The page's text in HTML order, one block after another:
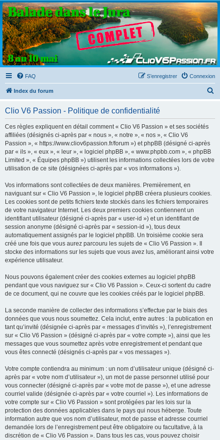
Clio V6 Passion
Le site français des passionnés de Clio V6
FAQ Connexion
S’enregistrer
Index du forum
Clio V6 Passion - Politique de confidentialité
Ces règles expliquent en détail comment « Clio V6 Passion » et ses sociétés
affiliées (désignés ci-après par « nous », « notre », « nos », « Clio V6
Passion », « https://www.cliov6passion.fr/forum ») et phpBB (désigné ci-après
par « ils », « eux », « leur », « logiciel phpBB », « www.phpbb.com », « phpBB
Limited », « Équipes phpBB ») utilisent les informations collectées lors de votre
utilisation de ce site (désignées ci-après par « vos informations »).
Vos informations sont collectées de deux manières. Premièrement, en
naviguant sur « Clio V6 Passion », le logiciel phpBB créera plusieurs cookies.
Les cookies sont de petits fichiers texte stockés dans les fichiers temporaires
de votre navigateur Internet. Les deux premiers cookies contiennent un
identifiant utilisateur (désigné ci-après par « user-id ») et un identifiant de
session anonyme (désigné ci-après par « session-id »), tous deux
automatiquement assignés par le logiciel phpBB. Un troisième cookie sera
créé une fois que vous aurez parcouru les sujets de « Clio V6 Passion ». Il
stocke des informations sur les sujets que vous avez lus, améliorant ainsi votre
expérience utilisateur.
Nous pouvons également créer des cookies externes au logiciel phpBB
pendant que vous naviguez sur « Clio V6 Passion ». Ceux-ci sortent du cadre
de ce document, qui ne couvre que les cookies créés par le logiciel phpBB.
La seconde manière de collecter des informations s’effectue par le biais des
données que vous nous soumettez. Cela inclut, entre autres : la publication en
tant qu’invité (désignée ci-après par « messages d’invités »), l’enregistrement
sur « Clio V6 Passion » (désigné ci-après par « votre compte »), ainsi que les
messages que vous soumettez après votre enregistrement et pendant que
vous êtes connecté (désignés ci-après par « vos messages »).
Votre compte contiendra au minimum : un nom d’utilisateur unique (désigné ci-
après par « votre nom d’utilisateur »), un mot de passe personnel utilisé pour
vous connecter (désigné ci-après par « votre mot de passe »), et une adresse
courriel valide (désignée ci-après par « votre courriel »). Les informations de
votre compte sur « Clio V6 Passion » sont protégées par les lois sur la
protection des données applicables dans le pays qui nous héberge. Toute
information autre que vos nom d’utilisateur, mot de passe et adresse courriel
demandée lors de l’enregistrement peut être obligatoire ou facultative, à la
discrétion de « Clio V6 Passion ». Dans tous les cas, vous pouvez choisir